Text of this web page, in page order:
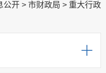
公开 > 市财政局 > 重大行政